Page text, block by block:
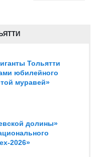
Тольятти
юбилейного
муравей»
долины»
2026»